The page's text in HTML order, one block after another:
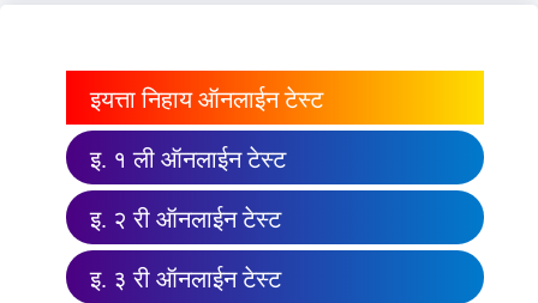
इयत्ता निहाय ऑनलाईन टेस्ट
इ. १ ली ऑनलाईन टेस्ट
इ. २ री ऑनलाईन टेस्ट
इ. ३ री ऑनलाईन टेस्ट